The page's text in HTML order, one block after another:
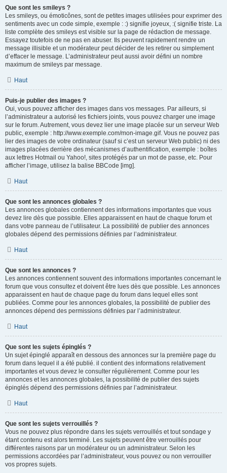
Que sont les smileys ?
Les smileys, ou émoticônes, sont de petites images utilisées pour exprimer des
sentiments avec un code simple, exemple : :) signifie joyeux, :( signifie triste. La
liste complète des smileys est visible sur la page de rédaction de message.
Essayez toutefois de ne pas en abuser. Ils peuvent rapidement rendre un
message illisible et un modérateur peut décider de les retirer ou simplement
d’effacer le message. L’administrateur peut aussi avoir défini un nombre
maximum de smileys par message.
Haut
Puis-je publier des images ?
Oui, vous pouvez afficher des images dans vos messages. Par ailleurs, si
l’administrateur a autorisé les fichiers joints, vous pouvez charger une image
sur le forum. Autrement, vous devez lier une image placée sur un serveur Web
public, exemple : http://www.exemple.com/mon-image.gif. Vous ne pouvez pas
lier des images de votre ordinateur (sauf si c’est un serveur Web public) ni des
images placées derrière des mécanismes d’authentification, exemple : boîtes
aux lettres Hotmail ou Yahoo!, sites protégés par un mot de passe, etc. Pour
afficher l’image, utilisez la balise BBCode [img].
Haut
Que sont les annonces globales ?
Les annonces globales contiennent des informations importantes que vous
devez lire dès que possible. Elles apparaissent en haut de chaque forum et
dans votre panneau de l’utilisateur. La possibilité de publier des annonces
globales dépend des permissions définies par l’administrateur.
Haut
Que sont les annonces ?
Les annonces contiennent souvent des informations importantes concernant le
forum que vous consultez et doivent être lues dès que possible. Les annonces
apparaissent en haut de chaque page du forum dans lequel elles sont
publiées. Comme pour les annonces globales, la possibilité de publier des
annonces dépend des permissions définies par l’administrateur.
Haut
Que sont les sujets épinglés ?
Un sujet épinglé apparaît en dessous des annonces sur la première page du
forum dans lequel il a été publié. il contient des informations relativement
importantes et vous devez le consulter régulièrement. Comme pour les
annonces et les annonces globales, la possibilité de publier des sujets
épinglés dépend des permissions définies par l’administrateur.
Haut
Que sont les sujets verrouillés ?
Vous ne pouvez plus répondre dans les sujets verrouillés et tout sondage y
étant contenu est alors terminé. Les sujets peuvent être verrouillés pour
différentes raisons par un modérateur ou un administrateur. Selon les
permissions accordées par l’administrateur, vous pouvez ou non verrouiller
vos propres sujets.